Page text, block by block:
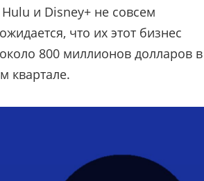
и Disney+ не совсем
что их этот бизнес
800 миллионов долларов в
квартале.